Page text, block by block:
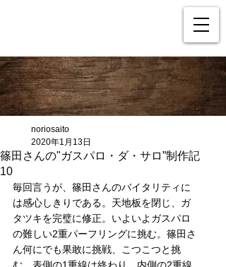
篠田さんの"ガスパロ・ダ・サロ”制作記
10
noriosaito
2020年1月13日
毎回言うが、篠田さんのバイタリティに
は感心しきりである。天地板を閉じ、ガ
タツキを完璧に修正。いよいよガスパロ
の難しい2重パーフリングに挑む。篠田さ
ん何にでも果敢に挑戦、こつこつと挑